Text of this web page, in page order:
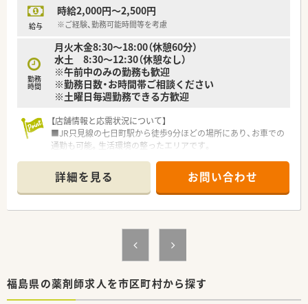
給与
時給2,000円～2,500円
※ご経験、勤務可能時間等を考慮
勤務
時間
月火木金8:30～18:00（休憩60分）
水土 8:30～12:30（休憩なし）
※午前中のみの勤務も歓迎
※勤務日数・お時間帯ご相談ください
※土曜日毎週勤務できる方歓迎
【店舗情報と応需状況について】
■JR只見線の七日町駅から徒歩9分ほどの場所にあり、お車での
通勤も可能。生活環境の整ったエリアです。
応需。門前のドクターとも連携が取れており安心して働けます。
■内科や消化器科、肛門外科などドクターの専門性が高い科目を
扱っており、1日あたりの応需枚数は平均40枚ほどとなっていま
す。
【こんな方にオススメ】
■土曜日の午前中に出勤が可能で、平日の勤務日数や時間帯につ
アットホームな環境でリスタートしたい方にオススメです。
詳細を見る お問い合わせ
福島県の薬剤師求人を市区町村から探す